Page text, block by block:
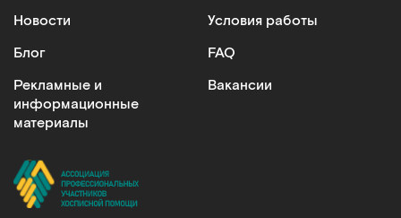
Новости
Блог
Рекламные и
информационные
материалы
Условия работы
FAQ
Вакансии